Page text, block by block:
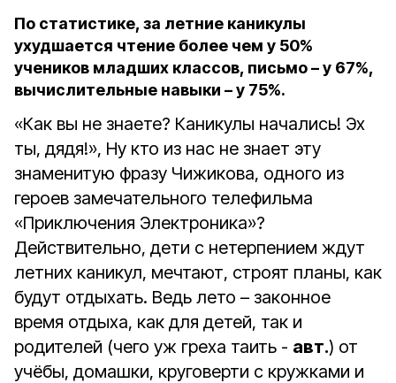
По статистике, за летние каникулы
ухудшается чтение более чем у 50%
учеников младших классов, письмо – у 67%,
вычислительные навыки – у 75%.
«Как вы не знаете? Каникулы начались! Эх
ты, дядя!», Ну кто из нас не знает эту
знаменитую фразу Чижикова, одного из
героев замечательного телефильма
«Приключения Электроника»?
Действительно, дети с нетерпением ждут
летних каникул, мечтают, строят планы, как
будут отдыхать. Ведь лето – законное
время отдыха, как для детей, так и
родителей (чего уж греха таить - авт.) от
учёбы, домашки, круговерти с кружками и